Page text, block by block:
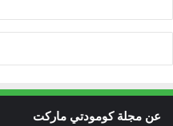
عن مجلة كومودتي ماركت